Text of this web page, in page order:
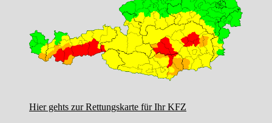
Hier gehts zur Rettungskarte für Ihr KFZ